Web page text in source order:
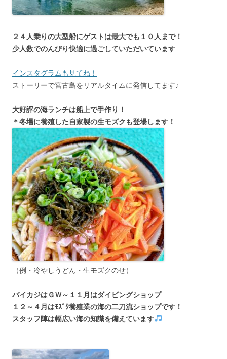
２４人乗りの大型船にゲストは最大でも１０人まで！
少人数でのんびり快適に過ごしていただいています
インスタグラムも見てね！
ストーリーで宮古島をリアルタイムに発信してます♪
大好評の海ランチは船上で手作り！
＊冬場に養殖した自家製の生モズクも登場します！
（例・冷やしうどん・生モズクのせ）
パイカジはＧＷ～１１月はダイビングショップ
１２～４月はﾓｽﾞｸ養殖業の海の二刀流ショップです！
スタッフ陣は幅広い海の知識を備えています